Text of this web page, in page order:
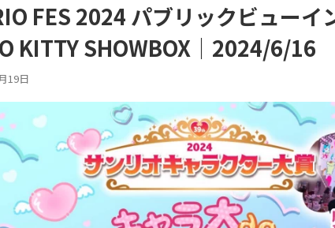
FES 2024 パブリックビューイ
KITTY SHOWBOX｜2024/6/16
19日